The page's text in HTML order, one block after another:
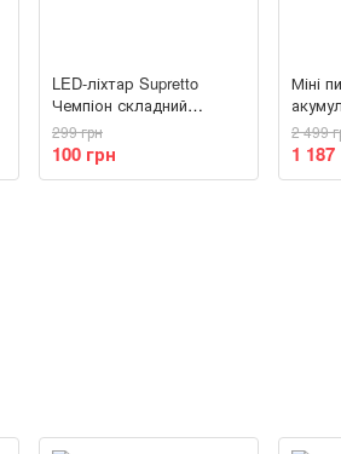
LED-ліхтар Supretto
Чемпіон складний
туристичний (5356)
100 грн
299 грн
Міні
1
2 499